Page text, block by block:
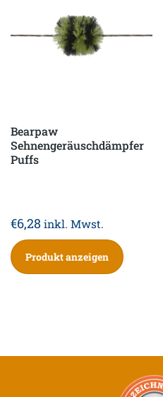
Bearpaw
Sehnengeräuschdämpfer
Puffs
€6,28 inkl. Mwst.
Produkt anzeigen